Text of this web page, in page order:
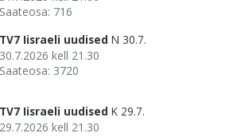
Saateosa: 716
TV7 Iisraeli uudised N 30.7.
30.7.2026 kell 21.30
Saateosa: 3720
TV7 Iisraeli uudised K 29.7.
29.7.2026 kell 21.30